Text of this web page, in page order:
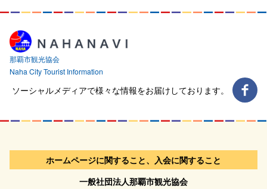
那覇市観光協会
Naha City Tourist Information
ソーシャルメディアで様々な情報をお届けしております。
ホームページに関すること、入会に関すること
一般社団法人那覇市観光協会